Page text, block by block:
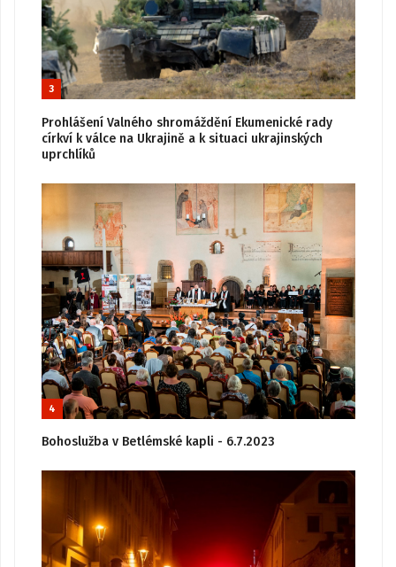
3
Prohlášení Valného shromáždění Ekumenické rady
církví k válce na Ukrajině a k situaci ukrajinských
uprchlíků
4
Bohoslužba v Betlémské kapli - 6.7.2023